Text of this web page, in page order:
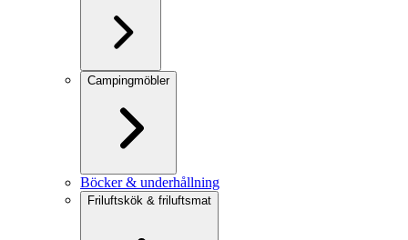
Campingmöbler
Böcker & underhållning
Friluftskök & friluftsmat